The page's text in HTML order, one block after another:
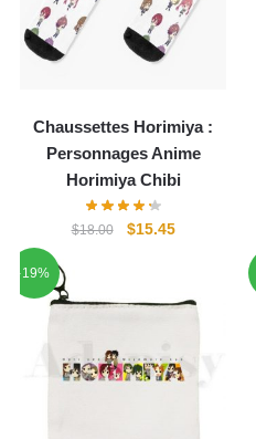
Chaussettes Horimiya :
Personnages Anime
Horimiya Chibi
$18.00
Le
était :
$15.45Le
est :
-19%